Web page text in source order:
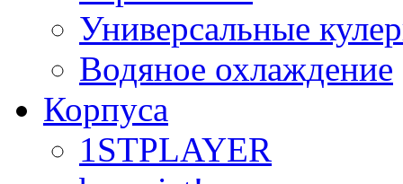
Универсальные
Водяное охлаждение
Корпуса
1STPLAYER